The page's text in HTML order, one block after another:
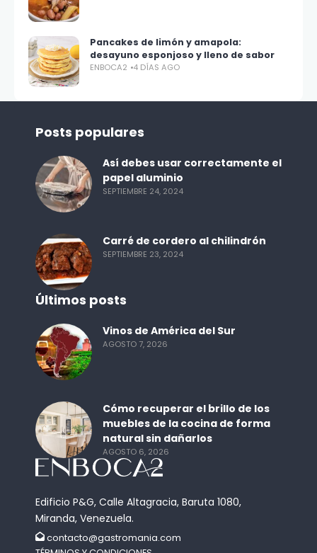
Pancakes de limón y amapola:
desayuno esponjoso y lleno de sabor
ENBOCA2 4 DÍAS AGO
Edificio P&G, Calle Altagracia, Baruta 1080,
Miranda, Venezuela.
contacto@gastromania.com
Posts populares
Así debes usar correctamente el
papel aluminio
SEPTIEMBRE 24, 2024
Carré de cordero al chilindrón
SEPTIEMBRE 23, 2024
Últimos posts
Vinos de América del Sur
AGOSTO 7, 2026
Cómo recuperar el brillo de los
muebles de la cocina de forma
natural sin dañarlos
AGOSTO 6, 2026